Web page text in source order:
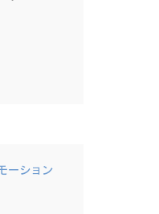
ーション